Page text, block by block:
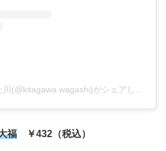
福 ￥432（税込）